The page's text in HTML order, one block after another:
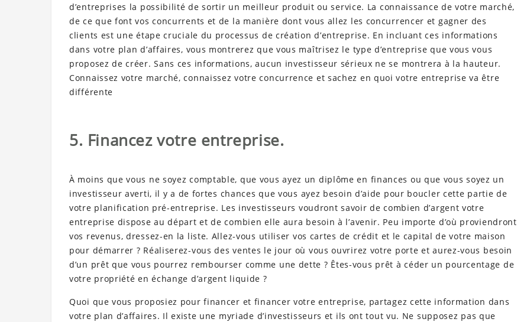
d’entreprises la possibilité de sortir un meilleur produit ou service. La connaissance de votre marché,
de ce que font vos concurrents et de la manière dont vous allez les concurrencer et gagner des
clients est une étape cruciale du processus de création d’entreprise. En incluant ces informations
dans votre plan d’affaires, vous montrerez que vous maîtrisez le type d’entreprise que vous vous
proposez de créer. Sans ces informations, aucun investisseur sérieux ne se montrera à la hauteur.
Connaissez votre marché, connaissez votre concurrence et sachez en quoi votre entreprise va être
différente
5. Financez votre entreprise.
À moins que vous ne soyez comptable, que vous ayez un diplôme en finances ou que vous soyez un
investisseur averti, il y a de fortes chances que vous ayez besoin d’aide pour boucler cette partie de
votre planification pré-entreprise. Les investisseurs voudront savoir de combien d’argent votre
entreprise dispose au départ et de combien elle aura besoin à l’avenir. Peu importe d’où proviendront
vos revenus, dressez-en la liste. Allez-vous utiliser vos cartes de crédit et le capital de votre maison
pour démarrer ? Réaliserez-vous des ventes le jour où vous ouvrirez votre porte et aurez-vous besoin
d’un prêt que vous pourrez rembourser comme une dette ? Êtes-vous prêt à céder un pourcentage de
votre propriété en échange d’argent liquide ?
Quoi que vous proposiez pour financer et financer votre entreprise, partagez cette information dans
votre plan d’affaires. Il existe une myriade d’investisseurs et ils ont tout vu. Ne supposez pas que